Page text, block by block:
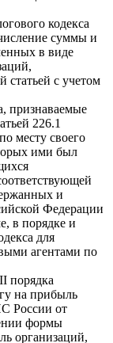
кодекса
суммы и
в виде
статьей с учетом
признаваемые
226.1
месту своего
ими был
и
Федерации
в порядке и
для
агентами по
порядка
на прибыль
России от
формы
организаций,